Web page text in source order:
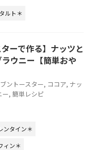
ルト＊
ターで作る】ナッツと
ウニー【簡単おや
ントースター, ココア, ナッ
ー, 簡単レシピ
ンタイン＊
ィン＊